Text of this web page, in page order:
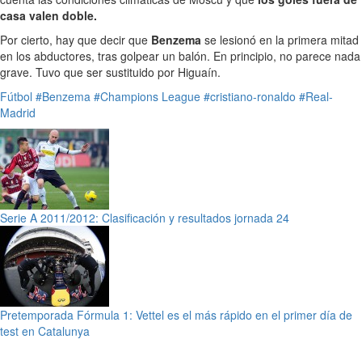
casa valen doble.
Por cierto, hay que decir que Benzema se lesionó en la primera mitad
en los abductores, tras golpear un balón. En principio, no parece nada
grave. Tuvo que ser sustituido por Higuaín.
Fútbol #Benzema #Champions League #cristiano-ronaldo #Real-
Madrid
Serie A 2011/2012: Clasificación y resultados jornada 24
Pretemporada Fórmula 1: Vettel es el más rápido en el primer día de
test en Catalunya